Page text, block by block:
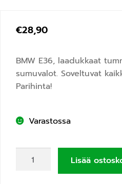
€28,90
BMW E36, laadukkaat
sumuvalot. Soveltuvat
Parihinta!
Varastossa
Lisää